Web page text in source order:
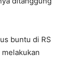
buntu di RS